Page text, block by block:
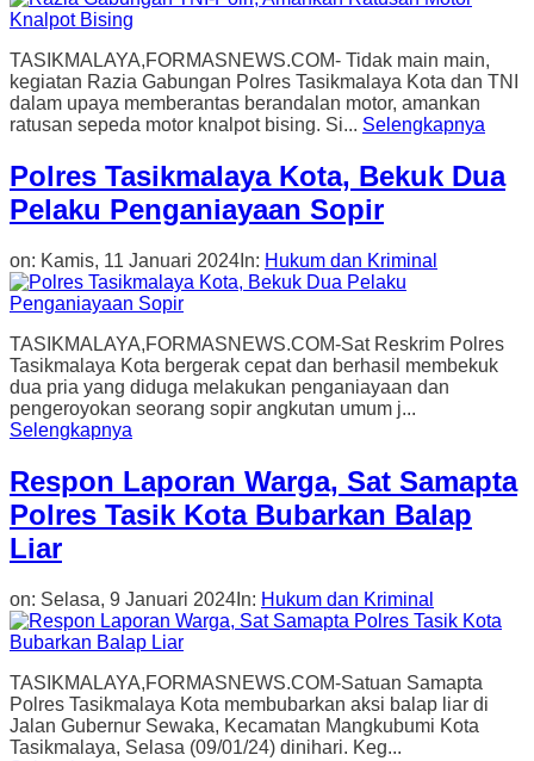
TASIKMALAYA,FORMASNEWS.COM- Tidak main main,
kegiatan Razia Gabungan Polres Tasikmalaya Kota dan TNI
dalam upaya memberantas berandalan motor, amankan
ratusan sepeda motor knalpot bising. Si... Selengkapnya
Polres Tasikmalaya Kota, Bekuk Dua
Pelaku Penganiayaan Sopir
on: Kamis, 11 Januari 2024 In: Hukum dan Kriminal
TASIKMALAYA,FORMASNEWS.COM-Sat Reskrim Polres
Tasikmalaya Kota bergerak cepat dan berhasil membekuk
dua pria yang diduga melakukan penganiayaan dan
pengeroyokan seorang sopir angkutan umum j...
Selengkapnya
Respon Laporan Warga, Sat Samapta
Polres Tasik Kota Bubarkan Balap
Liar
on: Selasa, 9 Januari 2024 In: Hukum dan Kriminal
TASIKMALAYA,FORMASNEWS.COM-Satuan Samapta
Polres Tasikmalaya Kota membubarkan aksi balap liar di
Jalan Gubernur Sewaka, Kecamatan Mangkubumi Kota
Tasikmalaya, Selasa (09/01/24) dinihari. Keg...